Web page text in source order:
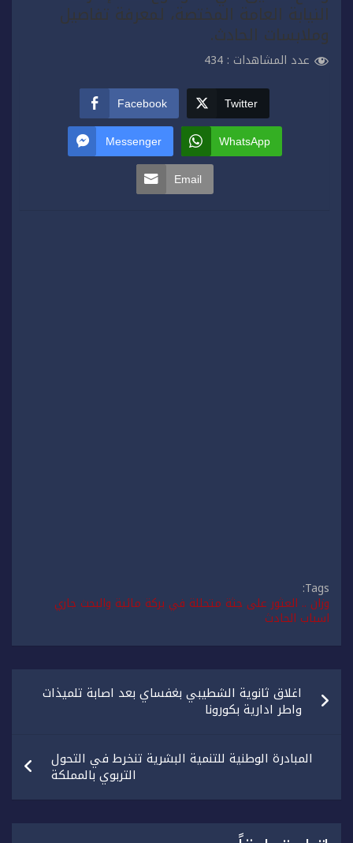
النيابة العامة المختصة، لمعرفة تفاصيل
وملابسات الحادث.
عدد المشاهدات : 434
Facebook Twitter
Messenger WhatsApp
Email
Tags:
وزان .. العثور على جثة متحللة في بركة مائية والبحث جاري
اسباب الحادث
تصفّح
المقالاتاغلاق ثانوية الشطيبي بغفساي بعد اصابة تلميذات
واطر ادارية بكورونا
المبادرة الوطنية للتنمية البشرية تنخرط في التحول
التربوي بالمملكة